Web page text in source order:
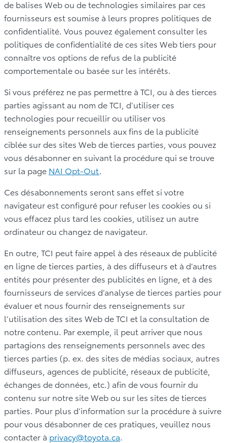
de balises Web ou de technologies similaires par ces
fournisseurs est soumise à leurs propres politiques de
confidentialité. Vous pouvez également consulter les
politiques de confidentialité de ces sites Web tiers pour
connaître vos options de refus de la publicité
comportementale ou basée sur les intérêts.
Si vous préférez ne pas permettre à TCI, ou à des tierces
parties agissant au nom de TCI, d’utiliser ces
technologies pour recueillir ou utiliser vos
renseignements personnels aux fins de la publicité
ciblée sur des sites Web de tierces parties, vous pouvez
vous désabonner en suivant la procédure qui se trouve
sur la page NAI Opt-Out
Ces désabonnements seront sans effet si votre
navigateur est configuré pour refuser les cookies ou si
vous effacez plus tard les cookies, utilisez un autre
ordinateur ou changez de navigateur.
En outre, TCI peut faire appel à des réseaux de publicité
en ligne de tierces parties, à des diffuseurs et à d’autres
entités pour présenter des publicités en ligne, et à des
fournisseurs de services d’analyse de tierces parties pour
évaluer et nous fournir des renseignements sur
l’utilisation des sites Web de TCI et la consultation de
notre contenu. Par exemple, il peut arriver que nous
partagions des renseignements personnels avec des
tierces parties (p. ex. des sites de médias sociaux, autres
diffuseurs, agences de publicité, réseaux de publicité,
échanges de données, etc.) afin de vous fournir du
contenu sur notre site Web ou sur les sites de tierces
parties. Pour plus d’information sur la procédure à suivre
pour vous désabonner de ces pratiques, veuillez nous
contacter à privacy@toyota.ca